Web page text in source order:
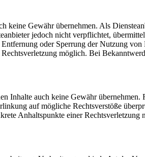
Gewähr übernehmen. Als
jedoch nicht verpflichtet,
oder Sperrung der Nutzung von
möglich. Bei
Inhalte auch keine Gewähr übernehmen.
auf mögliche Rechtsverstöße
Anhaltspunkte einer Rechtsverletzung